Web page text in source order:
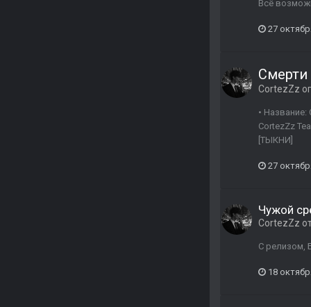
Всё
27
CortezZz
•
CortezZz
[ТЫКНИ]
27
Чужой
CortezZz
С релизом,
18